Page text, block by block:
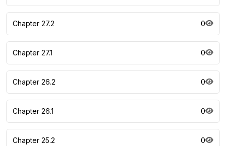
Chapter 27.2 0
Chapter 27.1 0
Chapter 26.2 0
Chapter 26.1 0
Chapter 25.2 0